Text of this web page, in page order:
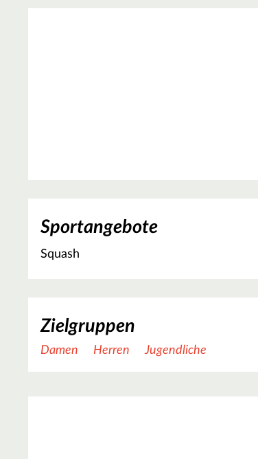
Sportangebote
Squash
Zielgruppen
Damen Herren Jugendliche